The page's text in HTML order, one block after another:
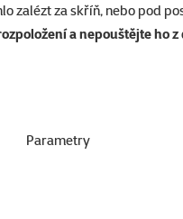
zalézt za skříň, nebo pod
a nepouštějte ho z
Parametry